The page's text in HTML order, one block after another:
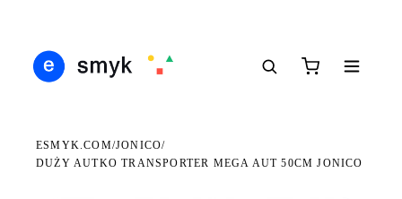
ESMYK.COM/JONICO/
DUŻY AUTKO TRANSPORTER MEGA AUT 50CM JONICO